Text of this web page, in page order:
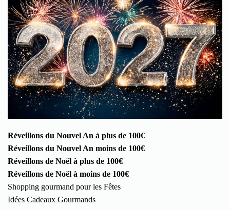
Réveillons du Nouvel An à plus de 100€
Réveillons du Nouvel An moins de 100€
Réveillons de Noël à plus de 100€
Réveillons de Noël à moins de 100€
Shopping gourmand pour les Fêtes
Idées Cadeaux Gourmands